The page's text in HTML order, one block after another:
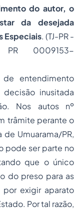
do autor, o
da desejada
Especiais. (TJ-PR -
PR 0009153-
entendimento
inusitada
Nos autos nº
trâmite perante o
Umuarama/PR,
pode ser parte no
que o único
do preso para as
por exigir aparato
Por tal razão,